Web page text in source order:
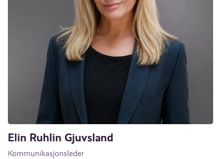
Elin Ruhlin Gjuvsland
Kommunikasjonsleder